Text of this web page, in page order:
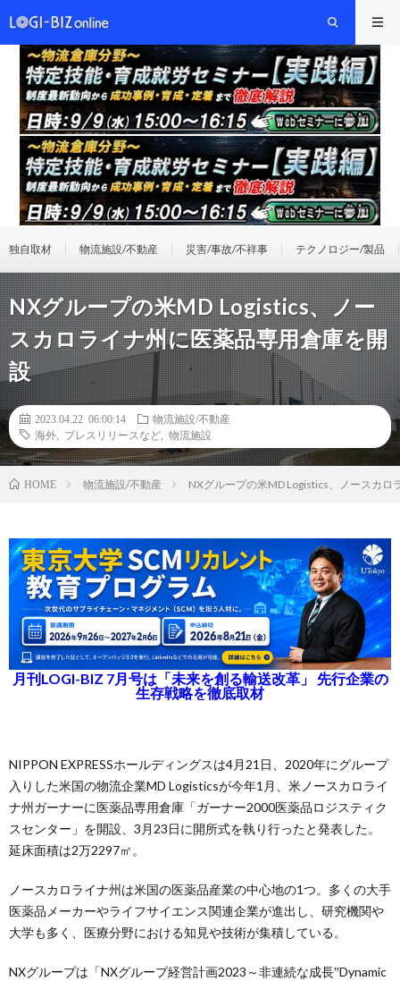
独自取材 物流施設/不動産 災害/事故/不祥事 テクノロジー/製品
NXグループの米MD Logistics、ノー
スカロライナ州に医薬品専用倉庫を開
設
2023.04.22 06:00:14
物流施設/不動産
海外
プレスリリースなど 物流施設
HOME 物流施設/不動産 NXグループの米MD Logistics、ノースカロ
月刊LOGI-BIZ 7月号は「未来を創る輸送改革」 先行企業の
生存戦略を徹底取材
NIPPON EXPRESSホールディングスは4月21日、2020年にグループ
入りした米国の物流企業MD Logisticsが今年1月、米ノースカロライ
ナ州ガーナーに医薬品専用倉庫「ガーナー2000医薬品ロジスティク
スセンター」を開設、3月23日に開所式を執り行ったと発表した。
延床面積は2万2297㎡。
ノースカロライナ州は米国の医薬品産業の中心地の1つ。多くの大手
医薬品メーカーやライフサイエンス関連企業が進出し、研究機関や
大学も多く、医療分野における知見や技術が集積している。
NXグループは「NXグループ経営計画2023～非連続な成長‟Dynamic